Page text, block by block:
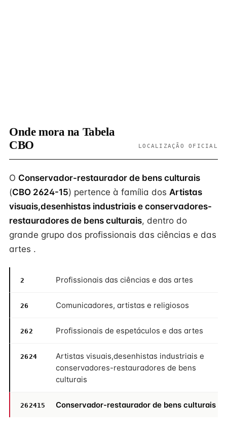
Onde mora na Tabela
CBO
LOCALIZAÇÃO OFICIAL
O Conservador-restaurador de bens culturais
(CBO 2624-15) pertence à família dos Artistas
visuais,desenhistas industriais e conservadores-
restauradores de bens culturais, dentro do
grande grupo dos profissionais das ciências e das
artes .
2 Profissionais das ciências e das artes
26 Comunicadores, artistas e religiosos
262 Profissionais de espetáculos e das artes
2624
Artistas visuais,desenhistas industriais e
conservadores-restauradores de bens
culturais
262415 Conservador-restaurador de bens culturais